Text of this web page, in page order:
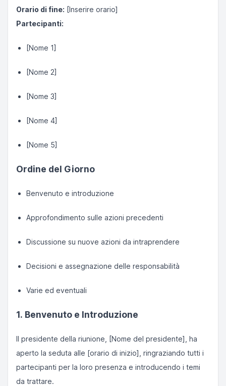
Orario di fine: [Inserire orario]
Partecipanti:
[Nome 1]
[Nome 2]
[Nome 3]
[Nome 4]
[Nome 5]
Ordine del Giorno
Benvenuto e introduzione
Approfondimento sulle azioni precedenti
Discussione su nuove azioni da intraprendere
Decisioni e assegnazione delle responsabilità
Varie ed eventuali
1. Benvenuto e Introduzione
Il presidente della riunione, [Nome del presidente], ha
aperto la seduta alle [orario di inizio], ringraziando tutti i
partecipanti per la loro presenza e introducendo i temi
da trattare.